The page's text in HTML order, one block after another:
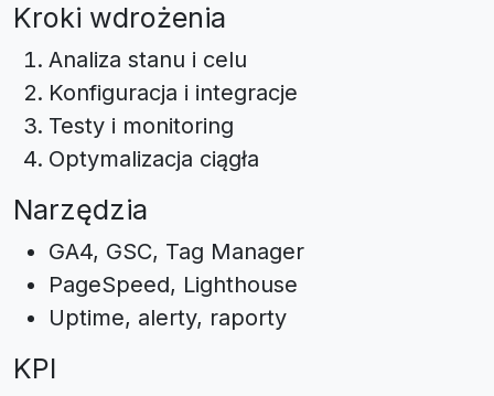
Kroki wdrożenia
Analiza stanu i celu
Konfiguracja i integracje
Testy i monitoring
Optymalizacja ciągła
Narzędzia
GA4, GSC, Tag Manager
PageSpeed, Lighthouse
Uptime, alerty, raporty
KPI